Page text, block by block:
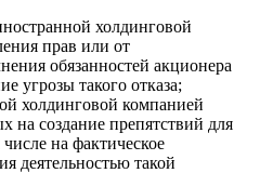
холдинговой
прав или от
обязанностей акционера
угрозы такого отказа;
холдинговой компанией
на создание препятствий для
на фактическое
деятельностью такой